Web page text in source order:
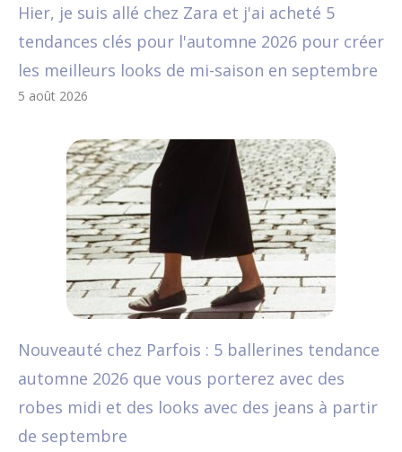
Hier, je suis allé chez Zara et j'ai acheté 5
tendances clés pour l'automne 2026 pour créer
les meilleurs looks de mi-saison en septembre
5 août 2026
Nouveauté chez Parfois : 5 ballerines tendance
automne 2026 que vous porterez avec des
robes midi et des looks avec des jeans à partir
de septembre